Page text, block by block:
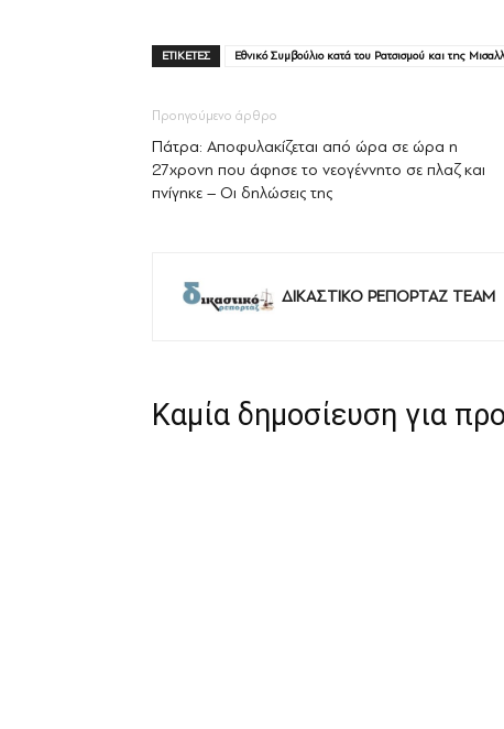
ΕΤΙΚΕΤΕΣ Εθνικό Συμβούλιο κατά του Ρατσισμού και της
Προηγούμενο άρθρο
Πάτρα: Αποφυλακίζεται από ώρα σε ώρα η
27χρονη που άφησε το νεογέννητο σε πλαζ και
πνίγηκε – Οι δηλώσεις της
ΔΙΚΑΣΤΙΚΟ ΡΕΠΟΡΤΑΖ TEAM
Καμία δημοσίευση για